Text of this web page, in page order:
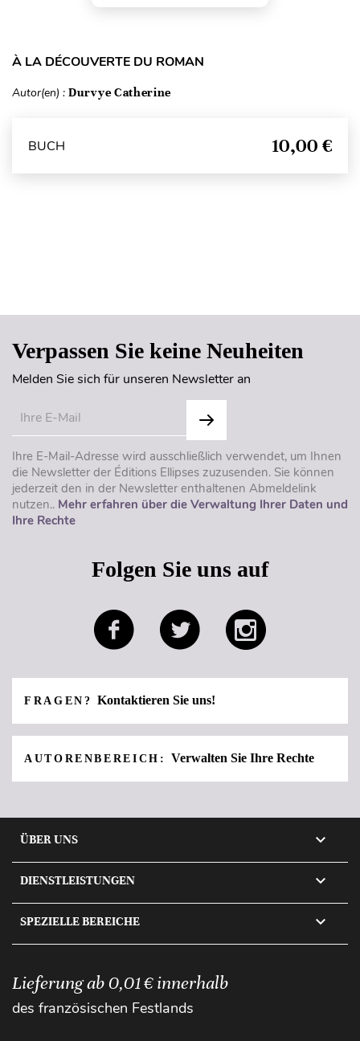
À LA DÉCOUVERTE DU ROMAN
Autor(en) : Durvye Catherine
BUCH 10,00 €
Verpassen Sie keine Neuheiten
Melden Sie sich für unseren Newsletter an
Ihre E-Mail-Adresse wird ausschließlich verwendet, um Ihnen
die Newsletter der Éditions Ellipses zuzusenden. Sie können
jederzeit den in der Newsletter enthaltenen Abmeldelink
nutzen.. Mehr erfahren über die Verwaltung Ihrer Daten und
Ihre Rechte
Folgen Sie uns auf
FRAGEN?Kontaktieren Sie uns!
AUTORENBEREICH: Verwalten Sie Ihre Rechte
ÜBER UNS 
DIENSTLEISTUNGEN 
SPEZIELLE BEREICHE 
Lieferung ab 0,01 € innerhalb
des französischen Festlands